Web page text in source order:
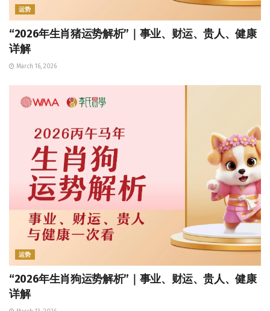
运势
“2026年生肖猪运势解析”｜事业、财运、贵人、健康
详解
March 16, 2026
运势
“2026年生肖狗运势解析”｜事业、财运、贵人、健康
详解